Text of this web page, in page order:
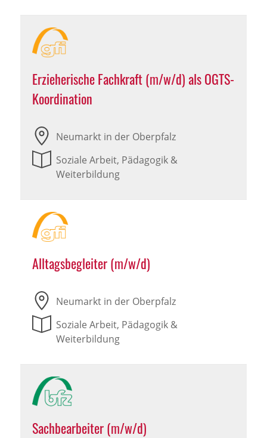
Erzieherische Fachkraft (m/w/d) als OGTS-
Koordination
Neumarkt in der Oberpfalz
Soziale Arbeit, Pädagogik &
Weiterbildung
Alltagsbegleiter (m/w/d)
Neumarkt in der Oberpfalz
Soziale Arbeit, Pädagogik &
Weiterbildung
Sachbearbeiter (m/w/d)